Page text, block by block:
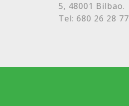
5, 48001 Bilbao.
Tel: 680 26 28 77